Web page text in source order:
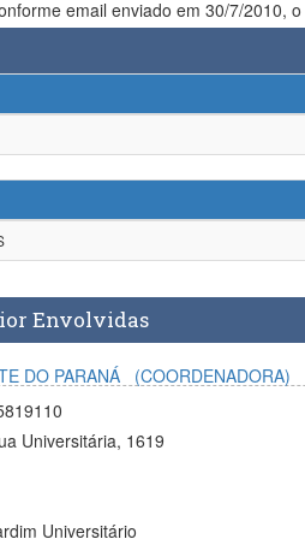
email enviado em 30/7/2010,
Envolvidas
DO PARANÁ
(COORDENADORA)
Universitária, 1619
Universitário